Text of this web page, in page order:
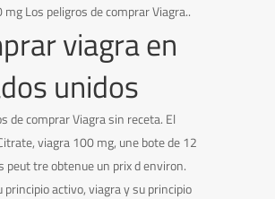
Los peligros de comprar Viagra..
viagra en
unidos
de comprar Viagra sin receta. El
viagra 100 mg, une bote de 12
peut tre obtenue un prix d environ.
principio activo, viagra y su principio